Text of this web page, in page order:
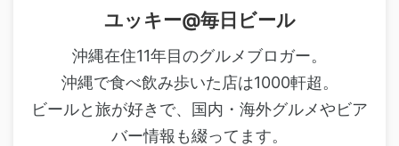
ユッキー@毎日ビール
沖縄在住11年目のグルメブロガー。
沖縄で食べ飲み歩いた店は1000軒超。
ビールと旅が好きで、国内・海外グルメやビア
バー情報も綴ってます。